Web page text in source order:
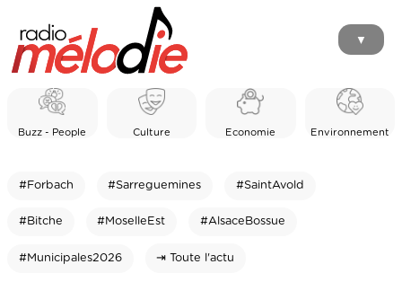
▼
Buzz - People Culture Economie Environnement
#Forbach #Sarreguemines #SaintAvold
#Bitche #MoselleEst #AlsaceBossue
#Municipales2026 ⇥ Toute l'actu